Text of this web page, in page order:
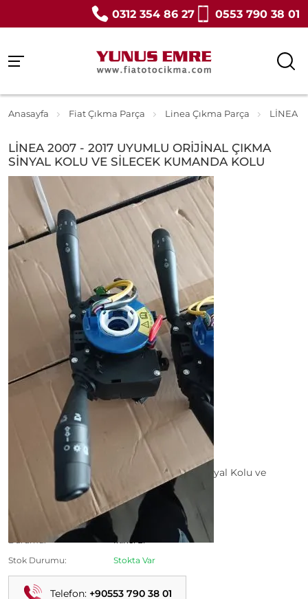
0312 354 86 27 0553 790 38 01
Anasayfa Fiat Çıkma Parça Linea Çıkma Parça LİNEA
LİNEA 2007 - 2017 UYUMLU ORİJİNAL ÇIKMA
SİNYAL KOLU VE SİLECEK KUMANDA KOLU
Linea 2007-2017 Uyumlu Orijinal Çıkma Sinyal Kolu ve
Silecek Kumanda Kolu
Ürün Kodu:
Kategori:
Linea Çıkma Parça
Durumu:
İkinci El
Stok Durumu:
Stokta Var
Telefon: +90553 790 38 01